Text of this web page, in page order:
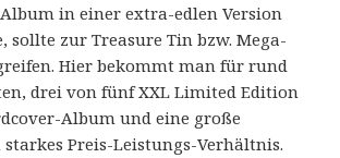
in einer extra-edlen Version
sollte zur Treasure Tin bzw. Mega-
Hier bekommt man für rund
drei von fünf XXL Limited Edition
Album und eine große
starkes Preis-Leistungs-Verhältnis.